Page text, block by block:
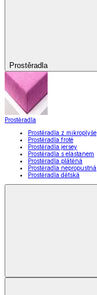
Prostěradla
Prostěradla
Prostěradla z mikroplyše
Prostěradla froté
Prostěradla jersey
Prostěradla s elastanem
Prostěradla plátěná
Prostěradla nepropustná
Prostěradla dětská